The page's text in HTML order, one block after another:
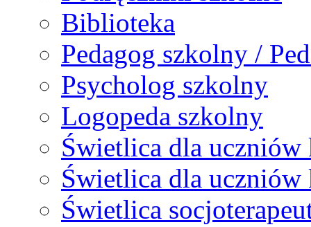
Biblioteka
Pedagog szkolny /
Psycholog szkolny
Logopeda szkolny
Świetlica dla uczniów
Świetlica dla
Świetlica